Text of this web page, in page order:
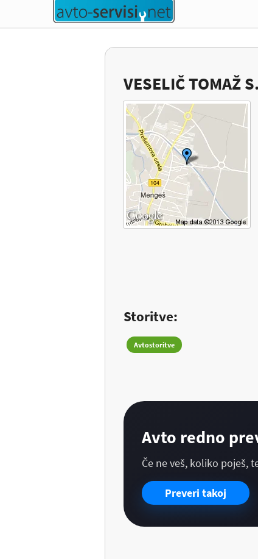
VESELIČ TOMAŽ
Storitve:
Avtostoritve
Avto redno
Če ne veš, koliko poješ,
Preveri takoj